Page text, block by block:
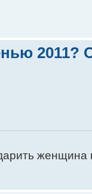
2011?
женщина